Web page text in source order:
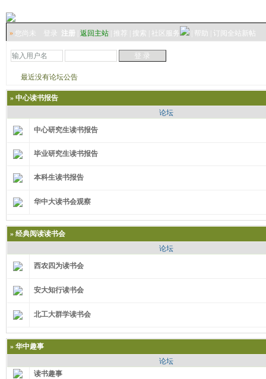
»您尚未 登录 注册 返回主站| 推荐 搜索 社区服务 | 帮助 订阅全站新帖
最近没有论坛公告
» 中心读书报告
论坛
中心研究生读书报告
毕业研究生读书报告
本科生读书报告
华中大读书会观察
» 经典阅读读书会
论坛
西农四为读书会
安大知行读书会
北工大群学读书会
» 华中趣事
论坛
读书趣事